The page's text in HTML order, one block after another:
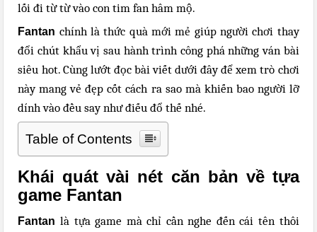
lối đi từ từ vào con tim fan hâm mộ.
Fantan chính là thức quà mới mẻ giúp người chơi thay
đổi chút khẩu vị sau hành trình công phá những ván bài
siêu hot. Cùng lướt đọc bài viết dưới đây để xem trò chơi
này mang vẻ đẹp cốt cách ra sao mà khiến bao người lỡ
dính vào đều say như điếu đổ thế nhé.
Table of Contents
Khái quát vài nét căn bản về tựa
game Fantan
Fantan là tựa game mà chỉ cần nghe đến cái tên thôi